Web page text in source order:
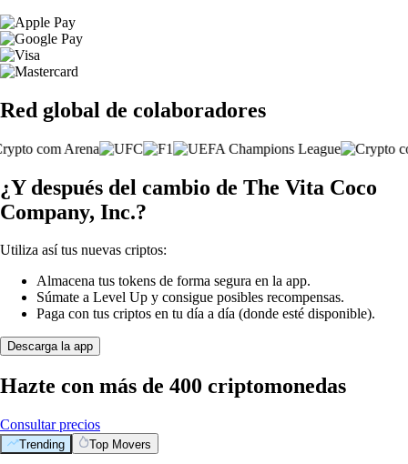
Red global de colaboradores
¿Y después del cambio de The Vita Coco
Company, Inc.?
Utiliza así tus nuevas criptos:
Almacena tus tokens de forma segura en la app.
Súmate a Level Up y consigue posibles recompensas.
Paga con tus criptos en tu día a día (donde esté disponible).
Descarga la app
Hazte con más de 400 criptomonedas
Consultar precios
Trending Top Movers